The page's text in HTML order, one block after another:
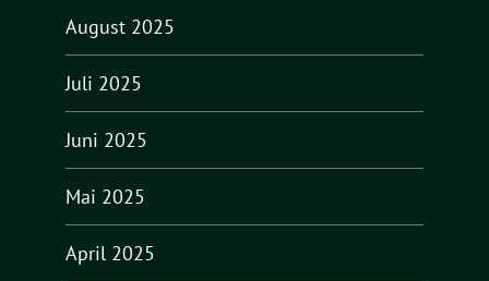
August 2025
Juli 2025
Juni 2025
Mai 2025
April 2025